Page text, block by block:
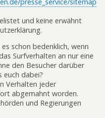
und keine erwähnt
schon bedenklich, wenn
Surfverhalten an nur eine
den Besucher darüber
euch dabei?
Verhalten jeder
abgemahnt worden.
und Regierungen